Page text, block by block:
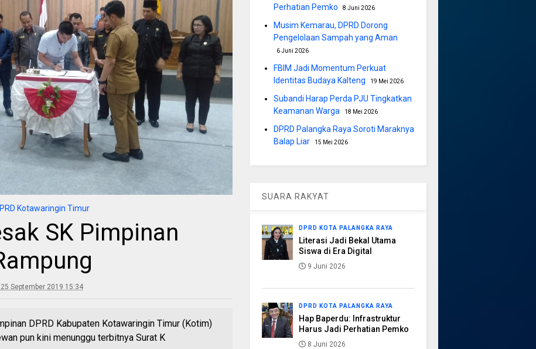
Kotawaringin Timur
SK Pimpinan
25 September 2019 15:34
DPRD Kabupaten Kotawaringin Timur (Kotim)
pun kini menunggu terbitnya Surat K
Perhatian Pemko
8 Juni 2026
Musim Kemarau, DPRD Dorong
Pengelolaan Sampah yang Aman
6 Juni 2026
FBIM Jadi Momentum Perkuat
Identitas Budaya Kalteng
19 Mei 2026
Subandi Harap Perda PJU Tingkatkan
Keamanan Warga
18 Mei 2026
DPRD Palangka Raya Soroti Maraknya
Balap Liar
15 Mei 2026
SUARA RAKYAT
DPRD KOTA PALANGKA RAYA
Literasi Jadi Bekal Utama
Siswa di Era Digital
9 Juni 2026
DPRD KOTA PALANGKA RAYA
Hap Baperdu: Infrastruktur
Harus Jadi Perhatian Pemko
8 Juni 2026